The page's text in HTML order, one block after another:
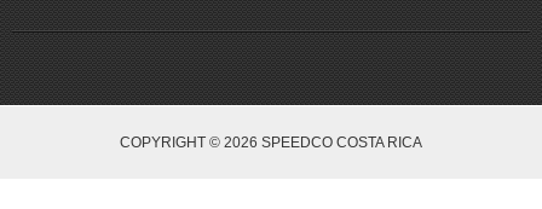
COPYRIGHT © 2026 SPEEDCO COSTA RICA